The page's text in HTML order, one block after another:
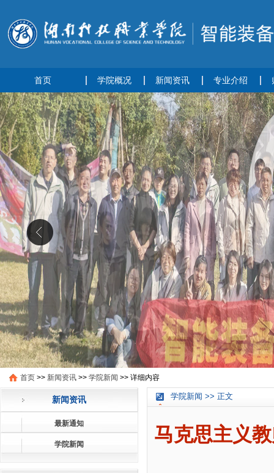
首页 学院概况 新闻资讯 专业介绍
首页 >> 新闻资讯 >> 学院新闻 >> 详细内容
新闻资讯
最新通知
学院新闻
学院新闻 >> 正文
马克思主义